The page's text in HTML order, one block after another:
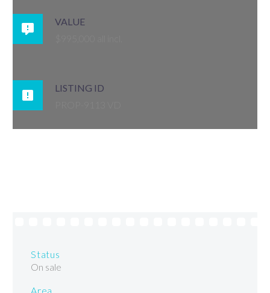

VALUE

LISTING ID
Status
On sale
Area